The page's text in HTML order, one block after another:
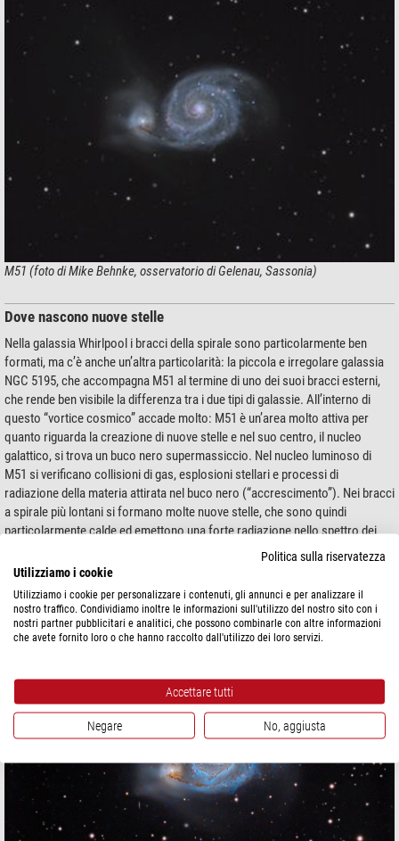
M51 (foto di Mike Behnke, osservatorio di Gelenau, Sassonia)
Dove nascono nuove stelle
Nella galassia Whirlpool i bracci della spirale sono particolarmente ben
formati, ma c’è anche un’altra particolarità: la piccola e irregolare galassia
NGC 5195, che accompagna M51 al termine di uno dei suoi bracci esterni,
che rende ben visibile la differenza tra i due tipi di galassie. All’interno di
questo “vortice cosmico” accade molto: M51 è un’area molto attiva per
quanto riguarda la creazione di nuove stelle e nel suo centro, il nucleo
galattico, si trova un buco nero supermassiccio. Nel nucleo luminoso di
M51 si verificano collisioni di gas, esplosioni stellari e processi di
radiazione della materia attirata nel buco nero (“accrescimento”). Nei bracci
a spirale più lontani si formano molte nuove stelle, che sono quindi
particolarmente calde ed emettono una forte radiazione nello spettro dei
Questa colorazione bluastra dell’elio ionizzato e dell’idrogeno fluorescente
viene chiaramente catturata dalle immagini astrofotografiche:
Politica sulla riservatezza
Utilizziamo i cookie
Utilizziamo i cookie per personalizzare i contenuti, gli annunci e per analizzare il
nostro traffico. Condividiamo inoltre le informazioni sull'utilizzo del nostro sito con i
nostri partner pubblicitari e analitici, che possono combinarle con altre informazioni
che avete fornito loro o che hanno raccolto dall'utilizzo dei loro servizi.
Accettare tutti
Negare No, aggiusta